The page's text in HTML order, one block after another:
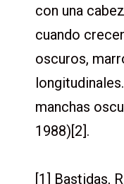
con una
cuando
oscuros,
manchas
1988)[2].
[1] Bastidas,